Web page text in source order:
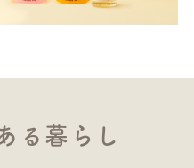
る暮らし